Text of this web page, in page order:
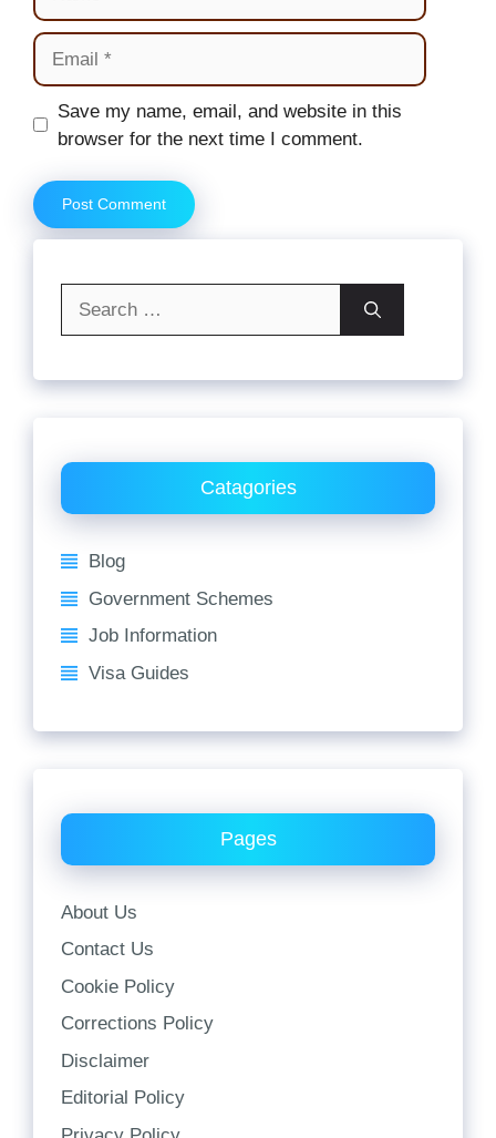
Email
Website
Save my name, email, and website in this
browser for the next time I comment.
Catagories
Blog
Government Schemes
Job Information
Visa Guides
Pages
About Us
Contact Us
Cookie Policy
Corrections Policy
Disclaimer
Editorial Policy